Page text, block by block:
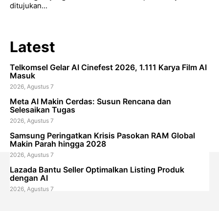
ditujukan...
Latest
Telkomsel Gelar AI Cinefest 2026, 1.111 Karya Film AI
Masuk
2026, Agustus 7
Meta AI Makin Cerdas: Susun Rencana dan
Selesaikan Tugas
2026, Agustus 7
Samsung Peringatkan Krisis Pasokan RAM Global
Makin Parah hingga 2028
2026, Agustus 7
Lazada Bantu Seller Optimalkan Listing Produk
dengan AI
2026, Agustus 7